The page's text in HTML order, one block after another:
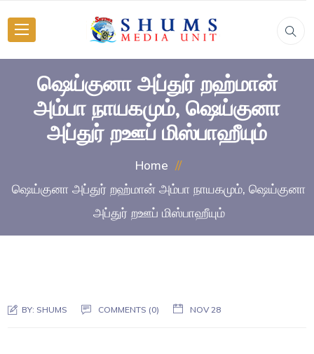
ஷெய்குனா அப்துர் றஹ்மான்
அம்பா நாயகமும், ஷெய்குனா
அப்துர் றஊப் மிஸ்பாஹீயும்
Home
ஷெய்குனா அப்துர் றஹ்மான் அம்பா நாயகமும், ஷெய்குனா
அப்துர் றஊப் மிஸ்பாஹீயும்
BY: SHUMS COMMENTS (0) NOV 28